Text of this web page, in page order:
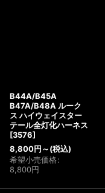
B44A/B45A
B47A/B48A ルーク
ス ハイウェイスター
テール全灯化ハーネス
[3576]
8,800円 ～ (税込)
希望小売価格:
8,800円